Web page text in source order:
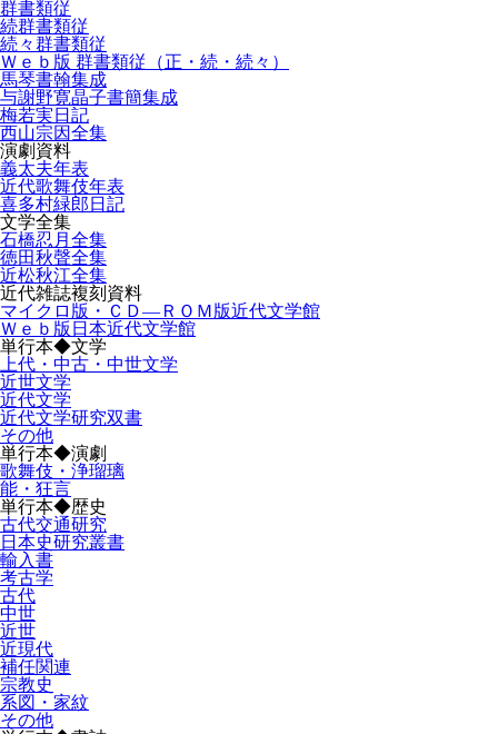
群書類従
続群書類従
続々群書類従
Ｗｅｂ版 群書類従（正・続・続々）
馬琴書翰集成
与謝野寛晶子書簡集成
梅若実日記
西山宗因全集
演劇資料
義太夫年表
近代歌舞伎年表
喜多村緑郎日記
文学全集
石橋忍月全集
徳田秋聲全集
近松秋江全集
近代雑誌複刻資料
マイクロ版・ＣＤ―ＲＯＭ版近代文学館
Ｗｅｂ版日本近代文学館
単行本◆文学
上代・中古・中世文学
近世文学
近代文学
近代文学研究双書
その他
単行本◆演劇
歌舞伎・浄瑠璃
能・狂言
単行本◆歴史
古代交通研究
日本史研究叢書
輸入書
考古学
古代
中世
近世
近現代
補任関連
宗教史
系図・家紋
その他